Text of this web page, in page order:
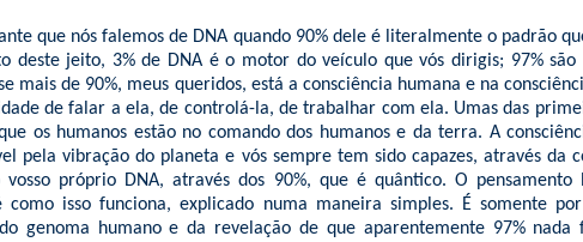
que nós falemos de DNA quando 90% dele é literalmente o padrão
deste jeito, 3% de DNA é o motor do veículo que vós dirigis; 97% são
mais de 90%, meus queridos, está a consciência humana e na
de falar a ela, de controlá-la, de trabalhar com ela. Umas das
os humanos estão no comando dos humanos e da terra. A
pela vibração do planeta e vós sempre tem sido capazes, através da
próprio DNA, através dos 90%, que é quântico. O pensamento
como isso funciona, explicado numa maneira simples. É somente
genoma humano e da revelação de que aparentemente 97% nada